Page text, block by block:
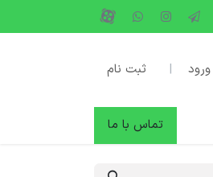
ورود | ثبت نام
تماس با ما